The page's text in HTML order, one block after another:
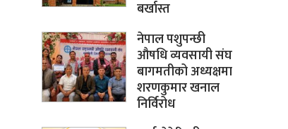
बर्खास्त
नेपाल पशुपन्छी
औषधि व्यवसायी संघ
बागमतीको अध्यक्षमा
शरणकुमार खनाल
निर्विरोध